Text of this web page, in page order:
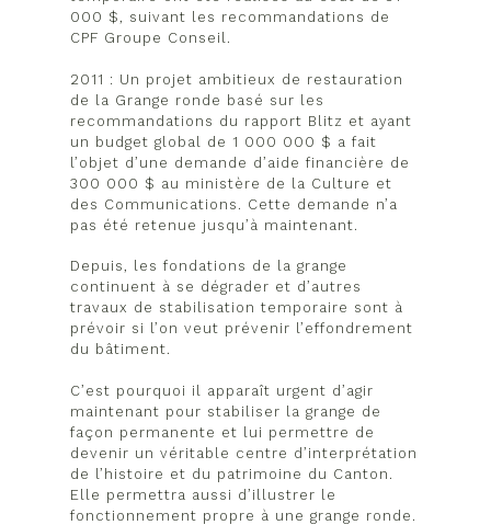
000 $, suivant les recommandations de
CPF Groupe Conseil.
2011 : Un projet ambitieux de restauration
de la Grange ronde basé sur les
recommandations du rapport Blitz et ayant
un budget global de 1 000 000 $ a fait
l’objet d’une demande d’aide financière de
300 000 $ au ministère de la Culture et
des Communications. Cette demande n’a
pas été retenue jusqu’à maintenant.
Depuis, les fondations de la grange
continuent à se dégrader et d’autres
travaux de stabilisation temporaire sont à
prévoir si l’on veut prévenir l’effondrement
du bâtiment.
C’est pourquoi il apparaît urgent d’agir
maintenant pour stabiliser la grange de
façon permanente et lui permettre de
devenir un véritable centre d’interprétation
de l’histoire et du patrimoine du Canton.
Elle permettra aussi d’illustrer le
fonctionnement propre à une grange ronde.